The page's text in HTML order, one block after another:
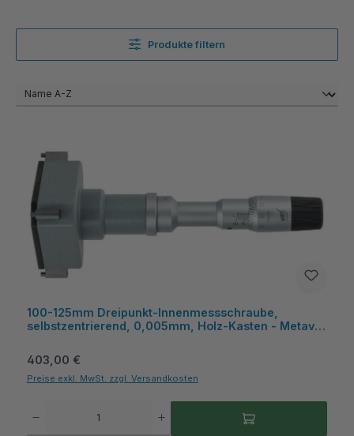
Produkte filtern
100-125mm Dreipunkt-Innenmessschraube,
selbstzentrierend, 0,005mm, Holz-Kasten - Metav
Regulärer Preis:
403,00 €
Preise exkl. MwSt. zzgl. Versandkosten